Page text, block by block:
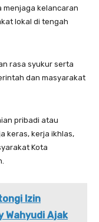
kelancaran
lokal di tengah
rasa syukur serta
dan masyarakat
pribadi atau
keras, kerja ikhlas,
Kota
Izin
Wahyudi Ajak